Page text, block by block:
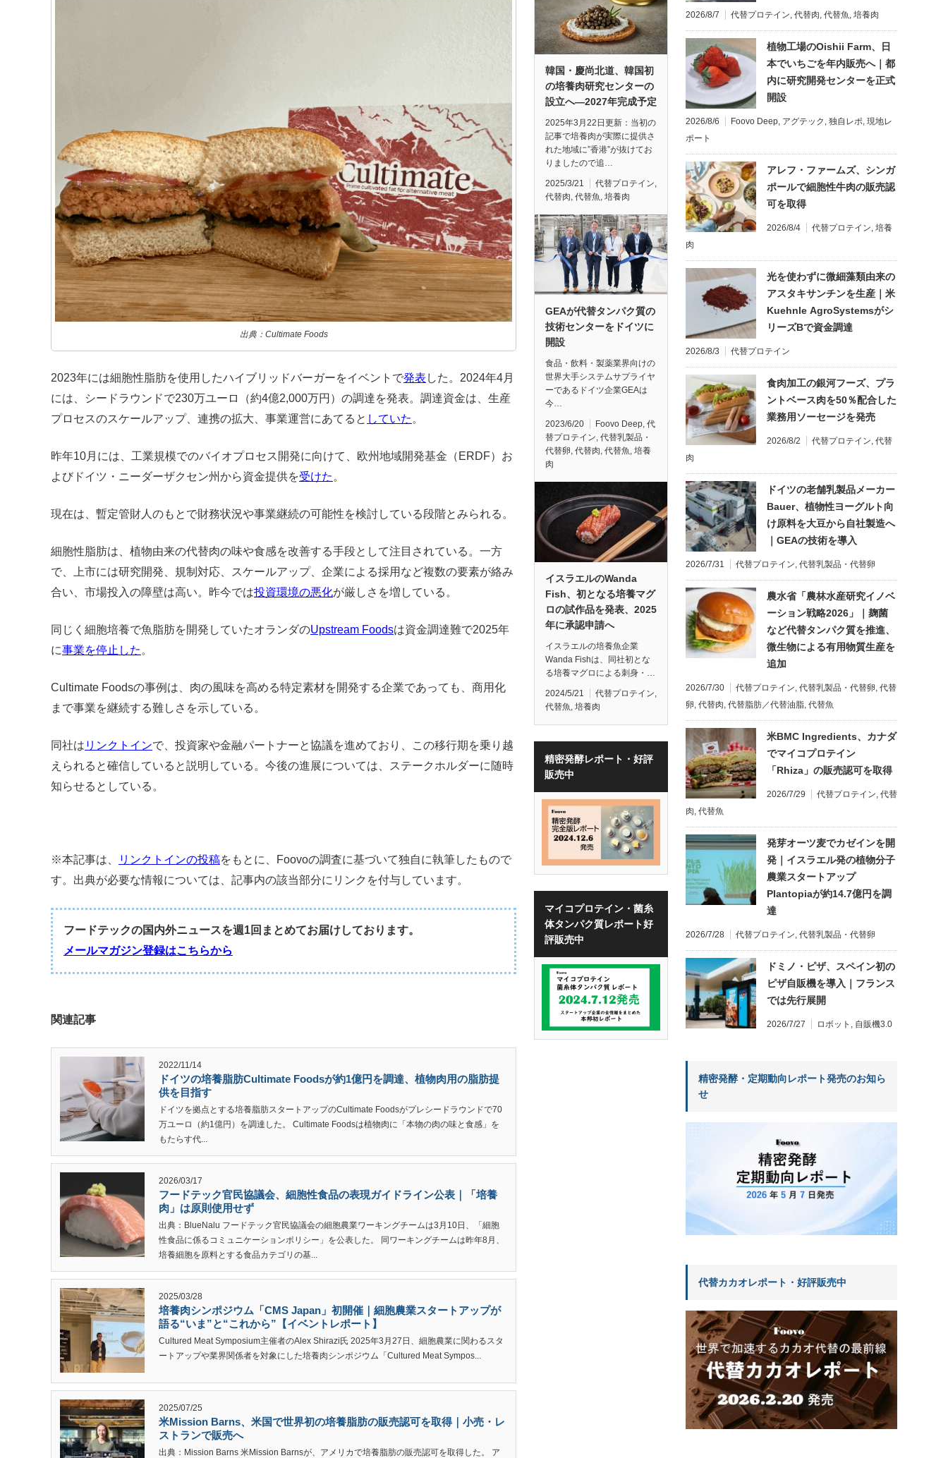
出典：Cultimate Foods
2023年には細胞性脂肪を使用したハイブリッドバーガーをイベントで発表 した。2024年4月
には、シードラウンドで230万ユーロ（約4億2,000万円）の調達を発表。調達資金は、生産
プロセスのスケールアップ、連携の拡大、事業運営にあてると していた 。
昨年10月には、工業規模でのバイオプロセス開発に向けて、欧州地域開発基金（ERDF）お
よびドイツ・ニーダーザクセン州から資金提供を受けた 。
現在は、暫定管財人のもとで財務状況や事業継続の可能性を検討している段階とみられる。
細胞性脂肪は、植物由来の代替肉の味や食感を改善する手段として注目されている。一方
で、上市には研究開発、規制対応、スケールアップ、企業による採用など複数の要素が絡み
合い、市場投入の障壁は高い。昨今では投資環境の悪化が厳しさを増している。
同じく細胞培養で魚脂肪を開発していたオランダのUpstream Foodsは資金調達難で2025年
に事業を停止した 。
Cultimate Foodsの事例は、肉の風味を高める特定素材を開発する企業であっても、商用化
まで事業を継続する難しさを示している。
同社は リンクトインで、投資家や金融パートナーと協議を進めており、この移行期を乗り越
えられると確信していると説明している。今後の進展については、ステークホルダーに随時
知らせるとしている。
※本記事は、 リンクトインの投稿をもとに、Foovoの調査に基づいて独自に執筆したもので
す。出典が必要な情報については、記事内の該当部分にリンクを付与しています。
フードテックの国内外ニュースを週1回まとめてお届けしております。
メールマガジン登録はこちらから
関連記事
2022/11/14
ドイツの培養脂肪Cultimate Foodsが約1億円を調達、植物肉用の脂肪提
供を目指す
ドイツを拠点とする培養脂肪スタートアップのCultimate Foodsがプレシードラウンドで70
万ユーロ（約1億円）を調達した。 Cultimate Foodsは植物肉に「本物の肉の味と食感」を
もたらす代...
2026/03/17
フードテック官民協議会、細胞性食品の表現ガイドライン公表｜「培養
肉」は原則使用せず
出典：BlueNalu フードテック官民協議会の細胞農業ワーキングチームは3月10日、「細胞
性食品に係るコミュニケーションポリシー」を公表した。 同ワーキングチームは昨年8月、
培養細胞を原料とする食品カテゴリの基...
2025/03/28
培養肉シンポジウム「CMS Japan」初開催｜細胞農業スタートアップが
語る“いま”と“これから”【イベントレポート】
Cultured Meat Symposium主催者のAlex Shirazi氏 2025年3月27日、細胞農業に関わるスタ
ートアップや業界関係者を対象にした培養肉シンポジウム「Cultured Meat Sympos...
2025/07/25
米Mission Barns、米国で世界初の培養脂肪の販売認可を取得｜小売・レ
ストランで販売へ
出典：Mission Barns 米Mission Barnsが、アメリカで培養脂肪の販売認可を取得した。 ア
韓国・慶尚北道、韓国初
の培養肉研究センターの
設立へ—2027年完成予定
2025年3月22日更新：当初の
記事で培養肉が実際に提供さ
れた地域に”香港”が抜けてお
りましたので追…
2025/3/21 代替プロテイン,
代替肉, 代替魚, 培養肉
GEAが代替タンパク質の
技術センターをドイツに
開設
食品・飲料・製薬業界向けの
世界大手システムサプライヤ
ーであるドイツ企業GEAは
今…
2023/6/20 Foovo Deep, 代
替プロテイン, 代替乳製品・
代替卵, 代替肉, 代替魚, 培養
肉
イスラエルのWanda
Fish、初となる培養マグ
ロの試作品を発表、2025
年に承認申請へ
イスラエルの培養魚企業
Wanda Fishは、同社初とな
る培養マグロによる刺身・…
2024/5/21 代替プロテイン,
代替魚, 培養肉
精密発酵レポート・好評
販売中
マイコプロテイン・菌糸
体タンパク質レポート好
評販売中
2026/8/7 代替プロテイン 代替肉 代替魚 培養肉
植物工場のOishii Farm、日
本でいちごを年内販売へ｜都
内に研究開発センターを正式
開設
2026/8/6 Foovo Deep アグテック 独自レポ 現地レ
ポート
アレフ・ファームズ、シンガ
ポールで細胞性牛肉の販売認
可を取得
2026/8/4 代替プロテイン 培養
肉
光を使わずに微細藻類由来の
アスタキサンチンを生産｜米
Kuehnle AgroSystemsがシ
リーズBで資金調達
2026/8/3 代替プロテイン
食肉加工の銀河フーズ、プラ
ントベース肉を50％配合した
業務用ソーセージを発売
2026/8/2 代替プロテイン 代替
肉
ドイツの老舗乳製品メーカー
Bauer、植物性ヨーグルト向
け原料を大豆から自社製造へ
｜GEAの技術を導入
2026/7/31 代替プロテイン 代替乳製品・代替卵
農水省「農林水産研究イノベ
ーション戦略2026」｜麹菌
など代替タンパク質を推進、
微生物による有用物質生産を
追加
2026/7/30 代替プロテイン 代替乳製品・代替卵 代替
卵 代替肉 代替脂肪／代替油脂 代替魚
米BMC Ingredients、カナダ
でマイコプロテイン
「Rhiza」の販売認可を取得
2026/7/29 代替プロテイン 代替
肉 代替魚
発芽オーツ麦でカゼインを開
発｜イスラエル発の植物分子
農業スタートアップ
Plantopiaが約14.7億円を調
達
2026/7/28 代替プロテイン 代替乳製品・代替卵
ドミノ・ピザ、スペイン初の
ピザ自販機を導入｜フランス
では先行展開
2026/7/27 ロボット 自販機3.0
精密発酵・定期動向レポート発売のお知ら
せ
代替カカオレポート・好評販売中